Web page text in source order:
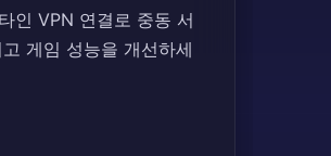
인 VPN 연결로 중동 서
게임 성능을 개선하세